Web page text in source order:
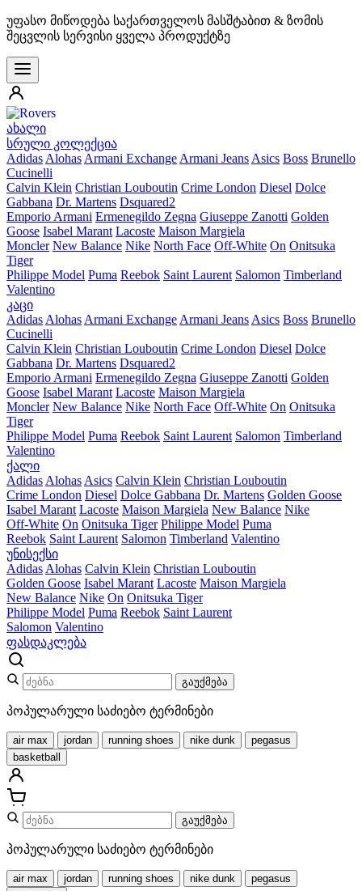
უფასო მიწოდება საქართველოს მასშტაბით & ზომის
შეცვლის სერვისი ყველა პროდუქტზე
ახალი
სრული კოლექცია
Adidas Alohas Armani Exchange Armani Jeans Asics Boss Brunello
Cucinelli
Calvin Klein Christian Louboutin Crime London Diesel Dolce
Gabbana Dr. Martens Dsquared2
Emporio Armani Ermenegildo Zegna Giuseppe Zanotti Golden
Goose Isabel Marant Lacoste Maison Margiela
Moncler New Balance Nike North Face Off-White On Onitsuka
Tiger
Philippe Model Puma Reebok Saint Laurent Salomon Timberland
Valentino
კაცი
Adidas Alohas Armani Exchange Armani Jeans Asics Boss Brunello
Cucinelli
Calvin Klein Christian Louboutin Crime London Diesel Dolce
Gabbana Dr. Martens Dsquared2
Emporio Armani Ermenegildo Zegna Giuseppe Zanotti Golden
Goose Isabel Marant Lacoste Maison Margiela
Moncler New Balance Nike North Face Off-White On Onitsuka
Tiger
Philippe Model Puma Reebok Saint Laurent Salomon Timberland
Valentino
ქალი
Adidas Alohas Asics Calvin Klein Christian Louboutin
Crime London Diesel Dolce Gabbana Dr. Martens Golden Goose
Isabel Marant Lacoste Maison Margiela New Balance Nike
Off-White On Onitsuka Tiger Philippe Model Puma
Reebok Saint Laurent Salomon Timberland Valentino
უნისექსი
Adidas Alohas Calvin Klein Christian Louboutin
Golden Goose Isabel Marant Lacoste Maison Margiela
New Balance Nike On Onitsuka Tiger
Philippe Model Puma Reebok Saint Laurent
Salomon Valentino
ფასდაკლება
გაუქმება
პოპულარული საძიებო ტერმინები
air max jordan running shoes nike dunk
pegasus
basketball
გაუქმება
პოპულარული საძიებო ტერმინები
air max jordan running shoes nike dunk
pegasus